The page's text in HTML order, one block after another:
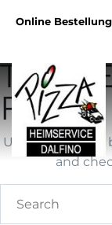
Online Bestellung
YOU
THE
FOR ""
Use search
and